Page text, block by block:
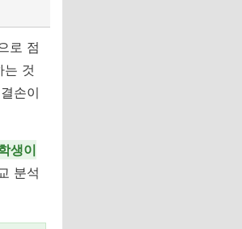
로 점
는 것
손이
생이
분석